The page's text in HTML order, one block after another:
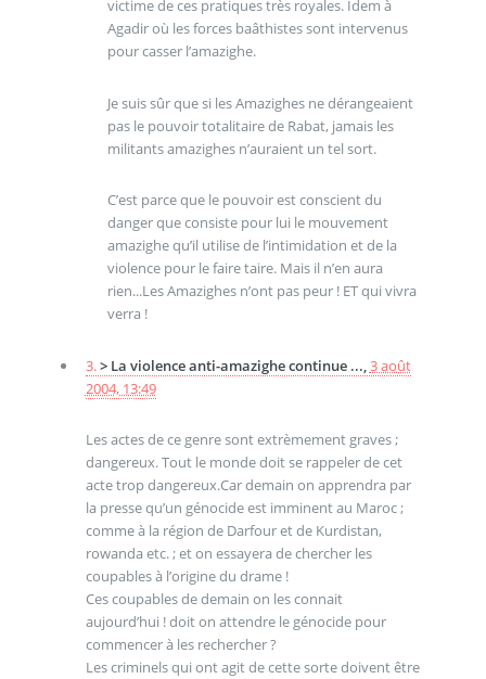
victime de ces pratiques très royales. Idem à
Agadir où les forces baâthistes sont intervenus
pour casser l’amazighe.
Je suis sûr que si les Amazighes ne dérangeaient
pas le pouvoir totalitaire de Rabat, jamais les
militants amazighes n’auraient un tel sort.
C’est parce que le pouvoir est conscient du
danger que consiste pour lui le mouvement
amazighe qu’il utilise de l’intimidation et de la
violence pour le faire taire. Mais il n’en aura
rien...Les Amazighes n’ont pas peur ! ET qui vivra
verra !
3.> La violence anti-amazighe continue ...,3 août
2004, 13:49
Les actes de ce genre sont extrèmement graves ;
dangereux. Tout le monde doit se rappeler de cet
acte trop dangereux.Car demain on apprendra par
la presse qu’un génocide est imminent au Maroc ;
comme à la région de Darfour et de Kurdistan,
rowanda etc. ; et on essayera de chercher les
coupables à l’origine du drame !
Ces coupables de demain on les connait
aujourd’hui ! doit on attendre le génocide pour
commencer à les rechercher ?
Les criminels qui ont agit de cette sorte doivent être